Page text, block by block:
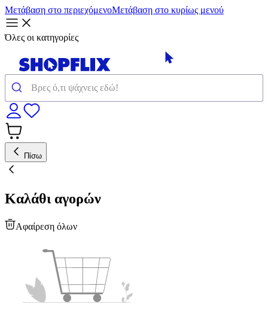
Μετάβαση στο περιεχόμενοΜετάβαση στο κυρίως μενού
Όλες οι κατηγορίες
Πίσω
Καλάθι αγορών
Αφαίρεση όλων